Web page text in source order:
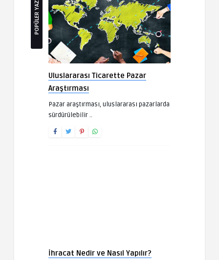
POPÜLER YAZILAR
Uluslararası Ticarette Pazar
Araştırması
Pazar araştırması, uluslararası pazarlarda
sürdürülebilir ..
İhracat Nedir ve Nasıl Yapılır?